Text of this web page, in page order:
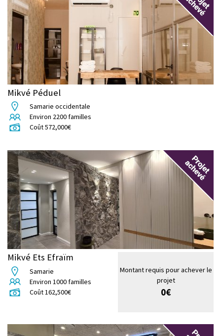
Mikvé Péduel
Samarie occidentale
Environ 2200familles
Coût572,000€
Mikvé Ets Efraïm
Samarie
Environ 1000familles
Coût 162,500€
Montant requis pour achever le
projet
0€